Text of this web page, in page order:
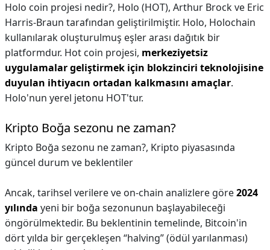
Holo coin projesi nedir?, Holo (HOT), Arthur Brock ve Eric
Harris-Braun tarafından geliştirilmiştir. Holo, Holochain
kullanılarak oluşturulmuş eşler arası dağıtık bir
platformdur. Hot coin projesi, merkeziyetsiz
uygulamalar geliştirmek için blokzinciri teknolojisine
duyulan ihtiyacın ortadan kalkmasını amaçlar.
Holo'nun yerel jetonu HOT'tur.
Kripto Boğa sezonu ne zaman?
Kripto Boğa sezonu ne zaman?, Kripto piyasasında
güncel durum ve beklentiler
Ancak, tarihsel verilere ve on-chain analizlere göre2024
yılında yeni bir boğa sezonunun başlayabileceği
öngörülmektedir. Bu beklentinin temelinde, Bitcoin'in
dört yılda bir gerçekleşen “halving” (ödül yarılanması)